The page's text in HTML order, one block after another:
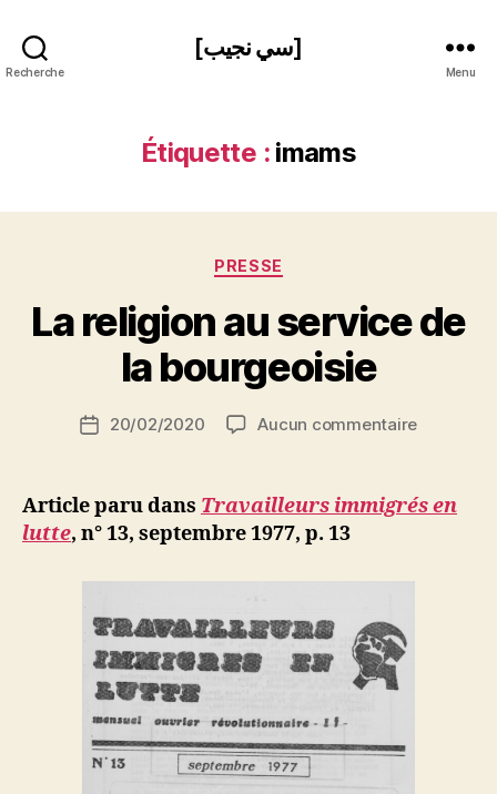
Recherche
[سي نجيب]
Menu
Étiquette : imams
Catégories
PRESSE
La religion au service de
la bourgeoisie
de
a
S
N
ji
b
Date20/02/2020 Aucun commentairesur
au
service
Article paru dans Travailleurs immigrés en
lutte, n° 13, septembre 1977, p. 13